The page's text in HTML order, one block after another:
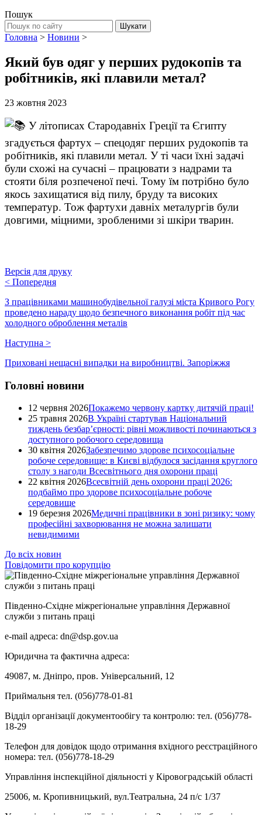
Пошук
Головна > Новини >
Який був одяг у перших рудокопів та
робітників, які плавили метал?
23 жовтня 2023
У літописах Стародавніх Греції та Єгипту
згадується фартух – спецодяг перших рудокопів та
робітників, які плавили метал. У ті часи їхні задачі
були схожі на сучасні – працювати з надрами та
стояти біля розпеченої печі. Тому їм потрібно було
якось захищатися від пилу, бруду та високих
температур. Тож фартухи давніх металургів були
довгими, міцними, зробленими зі шкіри тварин.
Версія для друку
< Попередня
З працівниками машинобудівельної галузі міста Кривого Рогу
проведено нараду щодо безпечного виконання робіт під час
холодного оброблення металів
Наступна >
Приховані нещасні випадки на виробництві. Запоріжжя
Головні новини
12 червня 2026Покажемо червону картку дитячій праці!
25 травня 2026В Україні стартував Національний
тиждень безбар’єрності: рівні можливості починаються з
доступного робочого середовища
30 квітня 2026Забезпечимо здорове психосоціальне
робоче середовище: в Києві відбулося засідання круглого
столу з нагоди Всесвітнього дня охорони праці
22 квітня 2026Всесвітній день охорони праці 2026:
подбаймо про здорове психосоціальне робоче
середовище
19 березня 2026Медичні працівники в зоні ризику: чому
професійні захворювання не можна залишати
невидимими
До всіх новин
Повідомити про корупцію
Південно-Східне міжрегіональне управління Державної
служби з питань праці
e-mail адреса: dn@dsp.gov.ua
Юридична та фактична адреса:
49087, м. Дніпро, пров. Універсальний, 12
Приймальня тел. (056)778-01-81
Відділ організації документообігу та контролю: тел. (056)778-
18-29
Телефон для довідок щодо отримання вхідного реєстраційного
номера: тел. (056)778-18-29
Управління інспекційної діяльності у Кіровоградській області
25006, м. Кропивницький, вул.Театральна, 24 п/с 1/37